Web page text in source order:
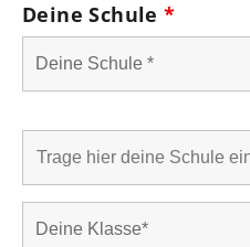
Deine Schule*